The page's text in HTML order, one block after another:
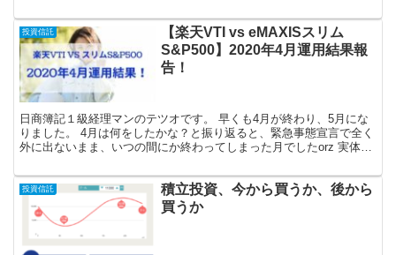
投資信託
【楽天VTI vs eMAXISスリム
S&P500】2020年4月運用結果報
告！
日商簿記１級経理マンのテツオです。 早くも4月が終わり、5月にな
りました。 4月は何をしたかな？と振り返ると、緊急事態宣言で全く
外に出ないまま、いつの間にか終わってしまった月でしたorz 実体経
投資信託
積立投資、今から買うか、後から
買うか